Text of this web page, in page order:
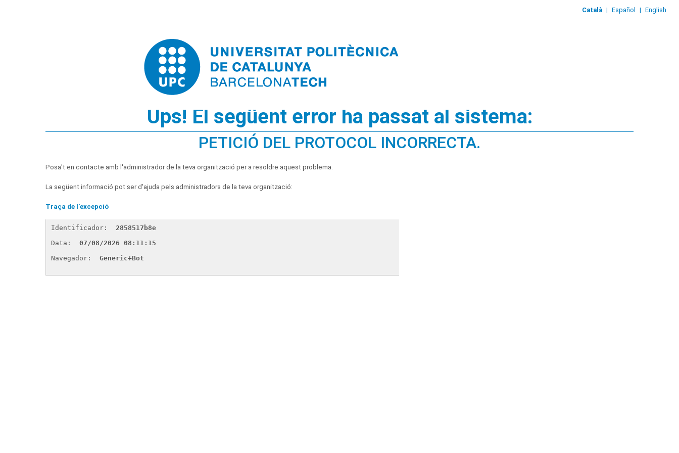
Català | Español | English
Ups! El següent error ha passat al sistema:
PETICIÓ DEL PROTOCOL INCORRECTA.
Posa't en contacte amb l'administrador de la teva organització per a resoldre aquest problema.
La següent informació pot ser d'ajuda pels administradors de la teva organització:
Traça de l'excepció
Identificador:
2858517b8e
Data:
07/08/2026 08:11:15
Navegador:
Generic+Bot